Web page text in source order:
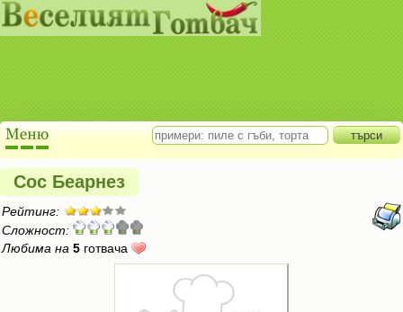
Сос Беарнез
Рейтинг:
Сложност:
Любима на 5 готвача